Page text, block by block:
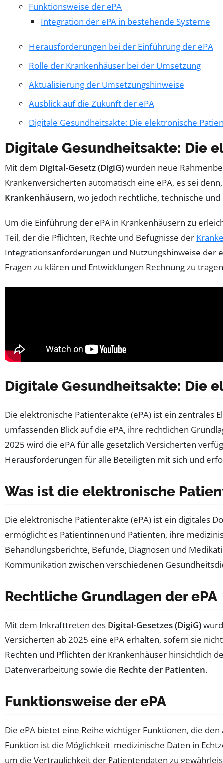
Funktionsweise der ePA
Integration der ePA in bestehende Systeme
Herausforderungen bei der Einführung der ePA
Rolle der Krankenhäuser bei der Umsetzung
Aktualisierung der Umsetzungshinweise
Ausblick auf die Zukunft der ePA
Digitale Gesundheitsakte: Die elektronische
Digitale Gesundheitsakte: Die
Mit dem Digital-Gesetz (DigiG)wurden neue
Krankenversicherten automatisch eine ePA, es sei
Krankenhäusern, wo jedoch rechtliche, technische
Um die Einführung der ePA in Krankenhäusern zu
Teil, der die Pflichten, Rechte und Befugnisse der
Integrationsanforderungen und Nutzungshinweise der
Fragen zu klären und Entwicklungen Rechnung zu
Digitale Gesundheitsakte: Die
Die elektronische Patientenakte (ePA) ist ein zentrales
umfassenden Blick auf die ePA, ihre rechtlichen
2025 wird die ePA für alle gesetzlich Versicherten
Herausforderungen für alle Beteiligten mit sich und
Was ist die elektronische
Die elektronische Patientenakte (ePA) ist ein digitales
ermöglicht es Patientinnen und Patienten, ihre
Behandlungsberichte, Befunde, Diagnosen und
Kommunikation zwischen verschiedenen
Rechtliche Grundlagen der ePA
Mit dem Inkrafttreten des Digital-Gesetzes (DigiG)
Versicherten ab 2025 eine ePA erhalten, sofern sie
Rechten und Pflichten der Krankenhäuser hinsichtlich
Datenverarbeitung sowie die Rechte der Patienten.
Funktionsweise der ePA
Die ePA bietet eine Reihe wichtiger Funktionen, die
Funktion ist die Möglichkeit, medizinische Daten in
um die Vertraulichkeit der Patientendaten zu